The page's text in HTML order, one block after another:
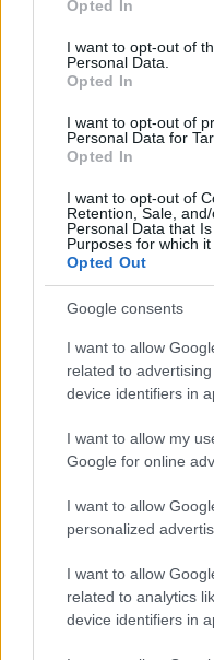
use your data for below
consent section.
Opted In
I want to opt-out of
Personal Data.
Opted In
I want to opt-out of
Personal Data for
Opted In
I want to opt-out of
Retention, Sale,
Personal Data that
Purposes for which it
Opted Out
Google consents
I want to allow
related to
device identifiers in
I want to allow my
Google for online
I want to allow
personalized
I want to allow
related to analytics
device identifiers in
Hát nem ilyenkor üt
robban le az egyik
tudnánk dolgozni,
gond! De nem adjuk
késünk is, de
Hétvégi munka
2008. április 28.
Sokan érdeklődnek,
pontosabban a
én természetesen
munkarendünknek
Viszont - mint
emeltünk/emelünk,
In Memoriam
Azt ígértem előző
aktualitását, az adott
senki nem betegedett
mindenképpen